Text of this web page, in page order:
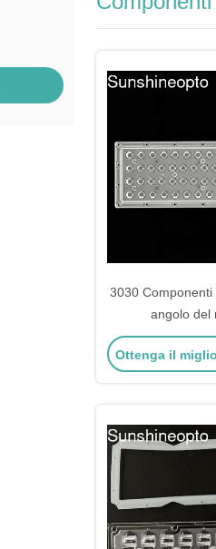
3030 Componenti
angolo del
140W/
dell'iluminazione
Ottenga il